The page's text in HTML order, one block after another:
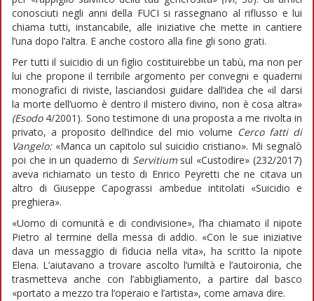
conosciuti negli anni della FUCI si rassegnano al riflusso e lui
chiama tutti, instancabile, alle iniziative che mette in cantiere
l’una dopo l’altra. E anche costoro alla fine gli sono grati.
Per tutti il suicidio di un figlio costituirebbe un tabù, ma non per
lui che propone il terribile argomento per convegni e quaderni
monografici di riviste, lasciandosi guidare dall’idea che «il darsi
la morte dell’uomo è dentro il mistero divino, non è cosa altra»
(Esodo4/2001). Sono testimone di una proposta a me rivolta in
privato, a proposito dell’indice del mio volume Cerco fatti di
Vangelo:«Manca un capitolo sul suicidio cristiano». Mi segnalò
poi che in un quaderno di Servitiumsul «Custodire» (232/2017)
aveva richiamato un testo di Enrico Peyretti che ne citava un
altro di Giuseppe Capograssi ambedue intitolati «Suicidio e
preghiera».
«Uomo di comunità e di condivisione», l’ha chiamato il nipote
Pietro al termine della messa di addio. «Con le sue iniziative
dava un messaggio di fiducia nella vita», ha scritto la nipote
Elena. L’aiutavano a trovare ascolto l’umiltà e l’autoironia, che
trasmetteva anche con l’abbigliamento, a partire dal basco
«portato a mezzo tra l’operaio e l’artista», come amava dire.